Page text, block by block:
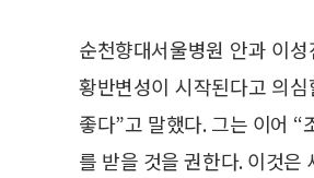
순천향대서울병원 안과 이
황반변성이 시작된다고 의
좋다”고 말했다. 그는 이어
를 받을 것을 권한다. 이것은